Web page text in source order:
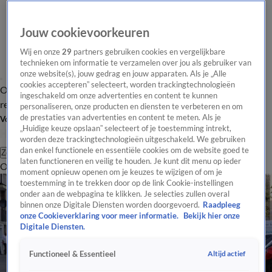
Overzicht Laatste nieuws Regionieuws Het beste van Hart
Tip de
redactie
Volg Hart van Nederland
Zoeken
OverzichtRegioUitzendingenWeerTip de redactiePanelVideo's
Jouw cookievoorkeuren
Wij en onze29 partners gebruiken cookies en vergelijkbare
technieken om informatie te verzamelen over jou als gebruiker van
onze website(s), jouw gedrag en jouw apparaten. Als je „Alle
cookies accepteren” selecteert, worden trackingtechnologieën
ingeschakeld om onze advertenties en content te kunnen
personaliseren, onze producten en diensten te verbeteren en om
de prestaties van advertenties en content te meten. Als je
„Huidige keuze opslaan” selecteert of je toestemming intrekt,
worden deze trackingtechnologieën uitgeschakeld. We gebruiken
dan enkel functionele en essentiële cookies om de website goed te
laten functioneren en veilig te houden. Je kunt dit menu op ieder
moment opnieuw openen om je keuzes te wijzigen of om je
toestemming in te trekken door op de link Cookie-instellingen
onder aan de webpagina te klikken. Je selecties zullen overal
binnen onze Digitale Diensten worden doorgevoerd. Raadpleeg
onze Cookieverklaring voor meer informatie.
Bekijk hier onze
Digitale Diensten.
Functioneel & Essentieel Altijd actief